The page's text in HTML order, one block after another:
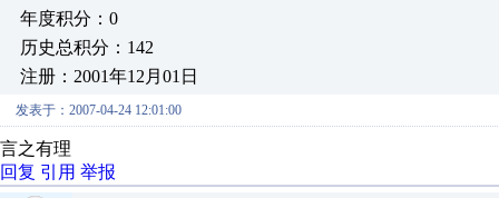
年度积分：0
历史总积分：142
注册：2001年12月01日
发表于：2007-04-24 12:01:00
言之有理
回复 引用 举报